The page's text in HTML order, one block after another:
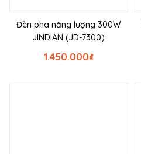
Đèn pha năng lượng 300W
JINDIAN (JD-7300)
₫
1.450.000